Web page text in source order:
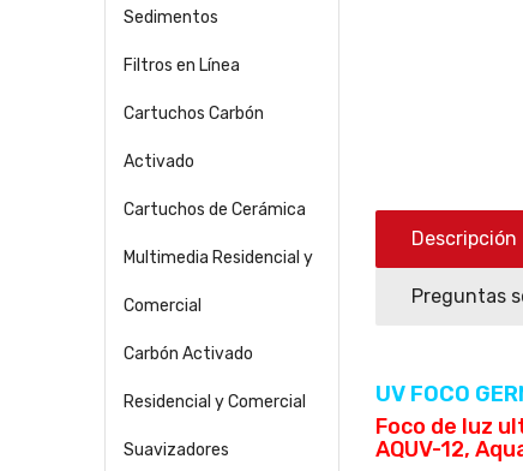
Sedimentos
Filtros en Línea
Cartuchos Carbón
Activado
Cartuchos de Cerámica
Multimedia Residencial y
Comercial
Carbón Activado
Residencial y Comercial
Suavizadores
Descripción
Preguntas
UV FOCO
Foco de luz
AQUV-12,